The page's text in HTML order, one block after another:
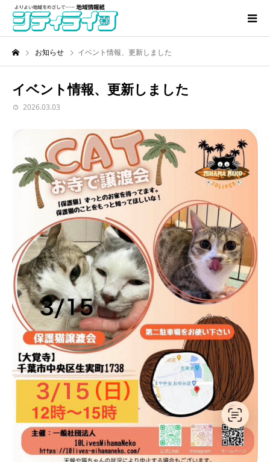
お知らせ イベント情報、更新しました
イベント情報、更新しました
2026.03.03